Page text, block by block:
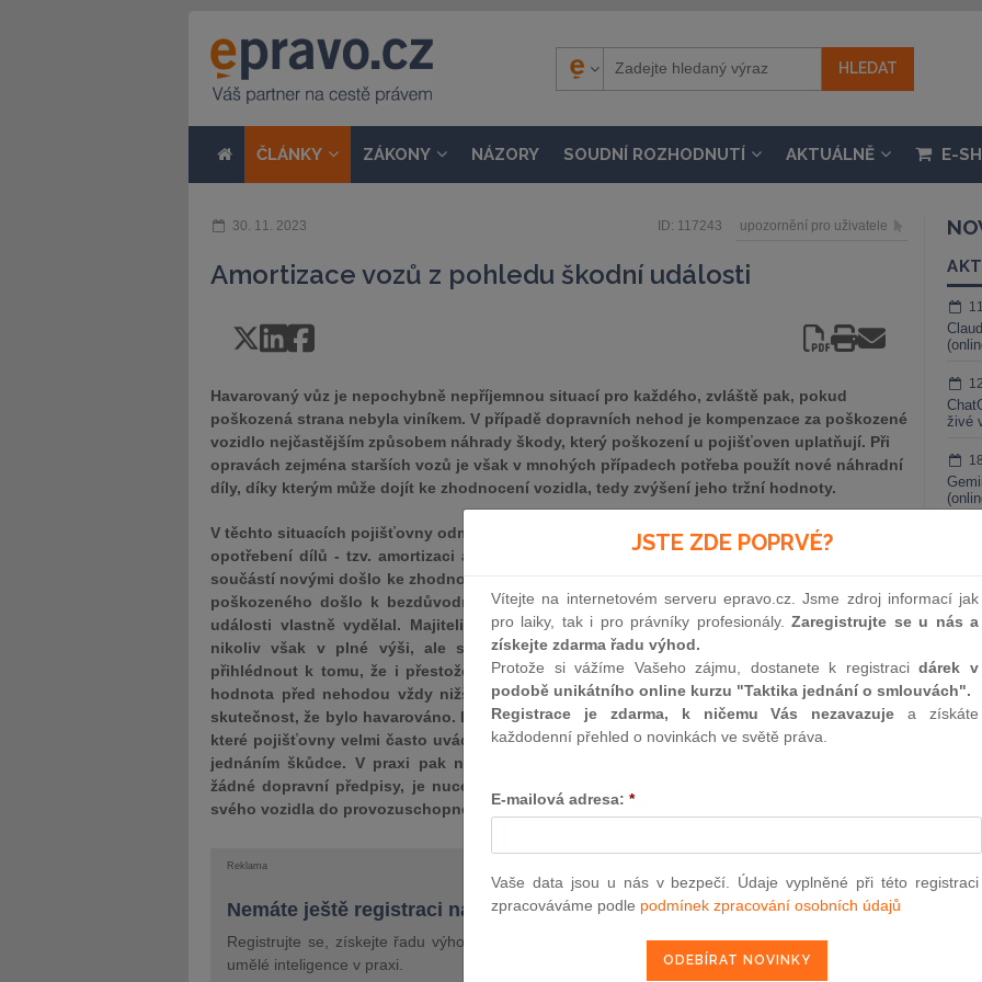
ČLÁNKY ZÁKONY NÁZORY SOUDNÍ ROZHODNUTÍ AKTUÁLNĚ E-
30. 11. 2023 ID: 117243 upozornění pro uživatele
Amortizace vozů z pohledu škodní události
Havarovaný vůz je nepochybně nepříjemnou situací pro každého, zvláště pak, pokud
poškozená strana nebyla viníkem. V případě dopravních nehod je kompenzace za poškozené
vozidlo nejčastějším způsobem náhrady škody, který poškození u pojišťoven uplatňují. Při
opravách zejména starších vozů je však v mnohých případech potřeba použít nové náhradní
díly, díky kterým může dojít ke zhodnocení vozidla, tedy zvýšení jeho tržní hodnoty.
V těchto situacích pojišťovny odmítají proplácet náklady na opravu v plné výši, poukazují na
opotřebení dílů - tzv. amortizaci a argumentují tím, že v důsledku nahrazení opotřebených
součástí novými došlo ke zhodnocení vozidla a v případě vyplacení celé částky by na straně
poškozeného došlo k bezdůvodnému obohacení.Jinak řečeno, poškozený by na škodní
události vlastně vydělal. Majiteli vozidla pak pojišťovna sice zaplatí náklady na opravu,
nikoliv však v plné výši, ale snížené o amortizaci náhradních dílů. Nicméně je třeba
přihlédnout k tomu, že i přestože bude vozidlo opraveno novými díly, je jeho reálná tržní
hodnota před nehodou vždy nižší než po nehodě. Cenu vozidla totiž snižuje již samotná
skutečnost, že bylo havarováno. Další podstatnou skutečností je fakt, že ono „zhodnocení“,
které pojišťovny velmi často uvádí, bylo poškozenému de facto vnuceno, a to protiprávním
jednáním škůdce. V praxi pak nastává nepříjemná situace, kdy poškozený, ač neporušil
žádné dopravní předpisy, je nucen zaplatit poměrně vysokou částku ze svého za uvedení
svého vozidla do provozuschopného stavu.
Reklama
Nemáte ještě registraci na epravo.cz?
Registrujte se, získejte řadu výhod a jako dárek Vám zašleme aktuální online kurz na využití
umělé inteligence v praxi.
živé
JSTE ZDE POPRVÉ?
Vítejte na internetovém serveru epravo.cz. Jsme zdroj informací jak
pro laiky, tak i pro právníky profesionály.Zaregistrujte se u nás a
získejte zdarma řadu výhod.
Protože si vážíme Vašeho zájmu, dostanete k registracidárek v
podobě unikátního online kurzu "Taktika jednání o smlouvách".
Registrace je zdarma, k ničemu Vás nezavazuje a získáte
každodenní přehled o novinkách ve světě práva.
E-mailová adresa: *
Vaše data jsou u nás v bezpečí. Údaje vyplněné při této registraci
zpracováváme podle podmínek zpracování osobních údajů